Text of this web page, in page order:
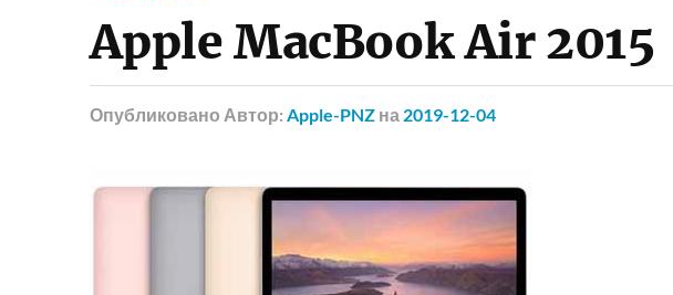
Apple MacBook Air 2015
Опубликовано Автор: Apple-PNZ на 2019-12-04